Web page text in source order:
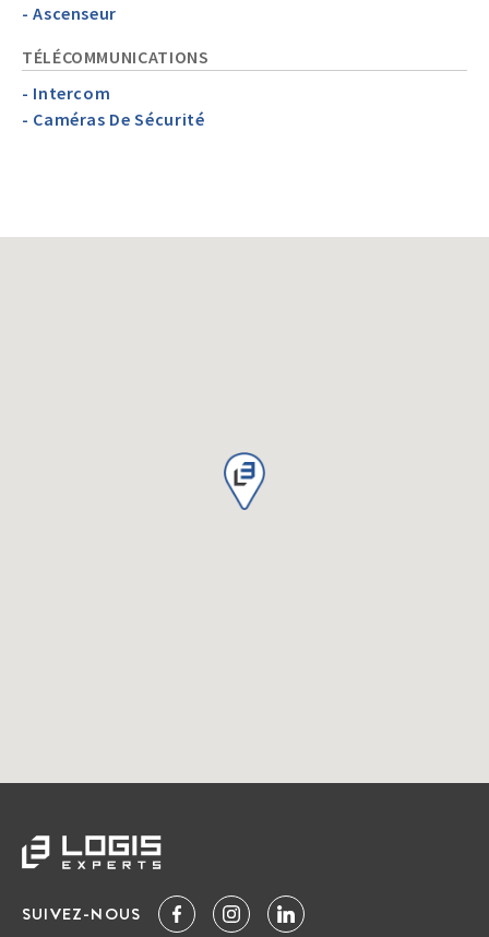
- Ascenseur
TÉLÉCOMMUNICATIONS
- Intercom
- Caméras De Sécurité
SUIVEZ-NOUS